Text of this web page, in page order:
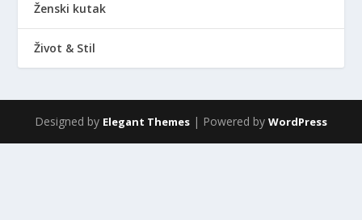
Ženski kutak
Život & Stil
Designed by Elegant Themes | Powered by WordPress